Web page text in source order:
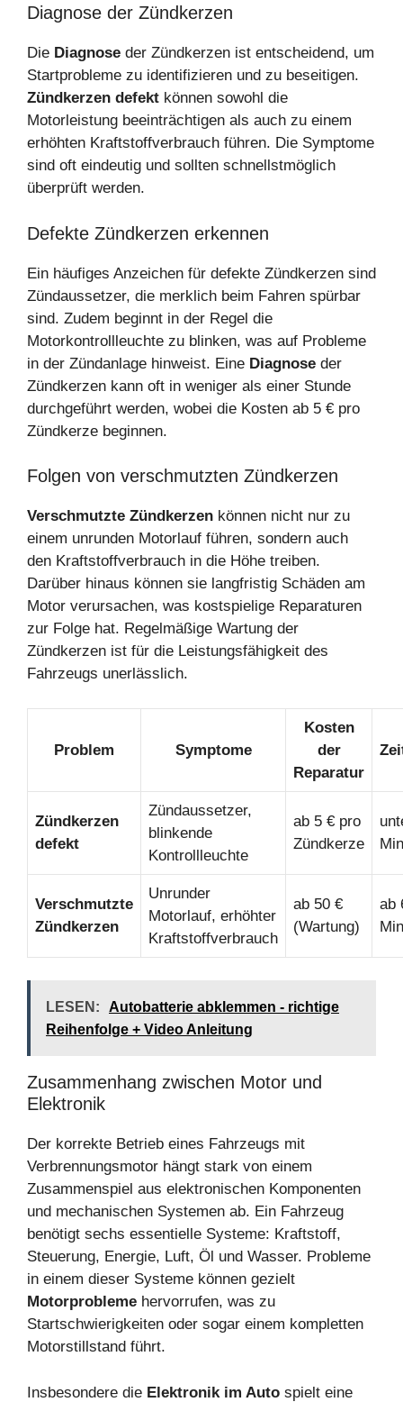
Diagnose der Zündkerzen
Die Diagnose der Zündkerzen ist entscheidend, um
Startprobleme zu identifizieren und zu beseitigen.
Zündkerzen defekt können sowohl die
Motorleistung beeinträchtigen als auch zu einem
erhöhten Kraftstoffverbrauch führen. Die Symptome
sind oft eindeutig und sollten schnellstmöglich
überprüft werden.
Defekte Zündkerzen erkennen
Ein häufiges Anzeichen für defekte Zündkerzen sind
Zündaussetzer, die merklich beim Fahren spürbar
sind. Zudem beginnt in der Regel die
Motorkontrollleuchte zu blinken, was auf Probleme
in der Zündanlage hinweist. Eine Diagnose der
Zündkerzen kann oft in weniger als einer Stunde
durchgeführt werden, wobei die Kosten ab 5 € pro
Zündkerze beginnen.
Folgen von verschmutzten Zündkerzen
Verschmutzte Zündkerzen können nicht nur zu
einem unrunden Motorlauf führen, sondern auch
den Kraftstoffverbrauch in die Höhe treiben.
Darüber hinaus können sie langfristig Schäden am
Motor verursachen, was kostspielige Reparaturen
zur Folge hat. Regelmäßige Wartung der
Zündkerzen ist für die Leistungsfähigkeit des
Fahrzeugs unerlässlich.
Problem Symptome
Kosten
der
Reparatur
Zündkerzen
defekt
Zündaussetzer,
blinkende
Kontrollleuchte
ab 5 € pro
Zündkerze
Verschmutzte
Zündkerzen
Unrunder
Motorlauf, erhöhter
Kraftstoffverbrauch
ab 50 €
(Wartung)
ab
LESEN:
Autobatterie abklemmen - richtige
Reihenfolge + Video Anleitung
Zusammenhang zwischen Motor und
Elektronik
Der korrekte Betrieb eines Fahrzeugs mit
Verbrennungsmotor hängt stark von einem
Zusammenspiel aus elektronischen Komponenten
und mechanischen Systemen ab. Ein Fahrzeug
benötigt sechs essentielle Systeme: Kraftstoff,
Steuerung, Energie, Luft, Öl und Wasser. Probleme
in einem dieser Systeme können gezielt
Motorprobleme hervorrufen, was zu
Startschwierigkeiten oder sogar einem kompletten
Motorstillstand führt.
Insbesondere die Elektronik im Auto spielt eine